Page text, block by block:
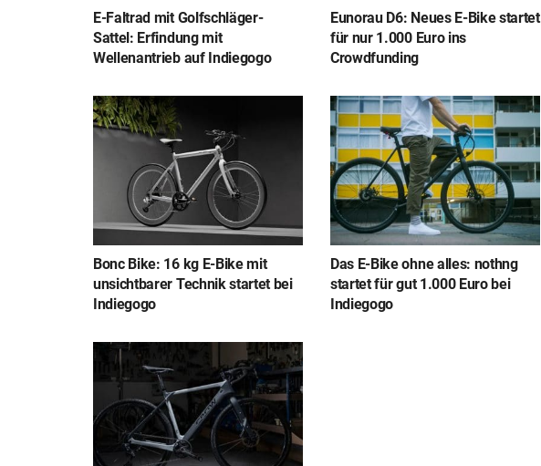
E-Faltrad mit Golfschläger-
Sattel: Erfindung mit
Wellenantrieb auf Indiegogo
Eunorau D6: Neues E-Bike startet
für nur 1.000 Euro ins
Crowdfunding
Bonc Bike: 16 kg E-Bike mit
unsichtbarer Technik startet bei
Indiegogo
Das E-Bike ohne alles: nothng
startet für gut 1.000 Euro bei
Indiegogo